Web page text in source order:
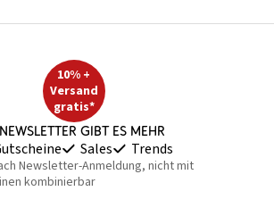
10% +
Versand
gratis*
gibt es mehr
Sales Trends
Newsletter-Anmeldung, nicht mit
kombinierbar